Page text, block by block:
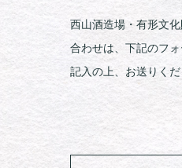
西山酒造場・有形文
合わせは、下記のフ
記入の上、お送りくだ